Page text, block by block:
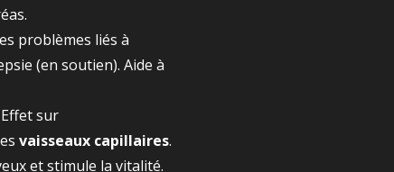
problèmes liés à
(en soutien). Aide à
Effet sur
vaisseaux capillaires.
et stimule la vitalité.